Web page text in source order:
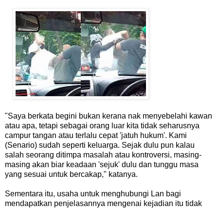
"Saya berkata begini bukan kerana nak menyebelahi kawan
atau apa, tetapi sebagai orang luar kita tidak seharusnya
campur tangan atau terlalu cepat 'jatuh hukum'. Kami
(Senario) sudah seperti keluarga. Sejak dulu pun kalau
salah seorang ditimpa masalah atau kontroversi, masing-
masing akan biar keadaan 'sejuk' dulu dan tunggu masa
yang sesuai untuk bercakap," katanya.
Sementara itu, usaha untuk menghubungi Lan bagi
mendapatkan penjelasannya mengenai kejadian itu tidak